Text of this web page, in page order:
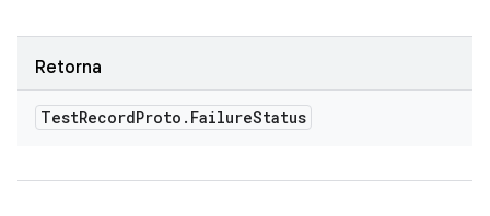
Retorna
TestRecordProto . FailureStatus